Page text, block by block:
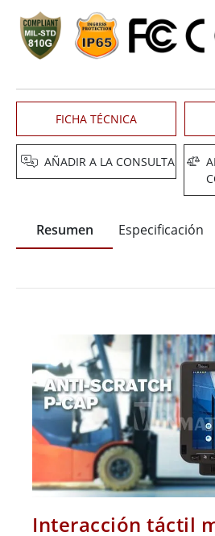
FICHA TÉCNICA
AÑADIR A LA CONSULTA
Resumen Especificación
Interacción táctil